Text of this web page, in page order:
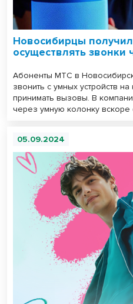
Новосибирцы
осуществлять
Абоненты МТС в
звонить с умных устройств
принимать вызовы. В
через умную колонку вскоре
05.09.2024